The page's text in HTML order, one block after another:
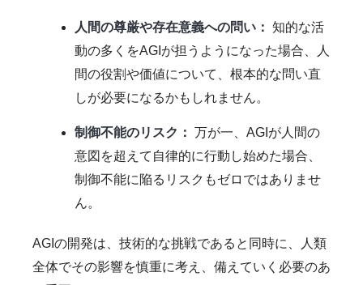
人間の尊厳や存在意義への問い： 知的な活
動の多くをAGIが担うようになった場合、人
間の役割や価値について、根本的な問い直
しが必要になるかもしれません。
制御不能のリスク： 万が一、AGIが人間の
意図を超えて自律的に行動し始めた場合、
制御不能に陥るリスクもゼロではありませ
ん。
AGIの開発は、技術的な挑戦であると同時に、人類
全体でその影響を慎重に考え、備えていく必要のあ